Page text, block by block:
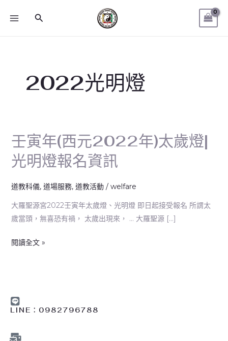
搜
2022光明燈
壬寅年(西元2022年)太歲燈|
光明燈報名資訊
道教科儀, 道場服務, 道教活動/ welfare
大羅聖源宮2022壬寅年太歲燈、光明燈 即日起接受報名 所謂太
歲當頭，無喜恐有禍， 太歲出現來， … 大羅聖源 […]
壬
寅
年
元
2022
年)
歲
燈
報
資
閱讀全文 »
LINE︰0982796788